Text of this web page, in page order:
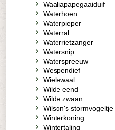
Waaliapapegaaiduif
Waterhoen
Waterpieper
Waterral
Waterrietzanger
Watersnip
Waterspreeuw
Wespendief
Wielewaal
Wilde eend
Wilde zwaan
Wilson's stormvogeltje
Winterkoning
Wintertaling